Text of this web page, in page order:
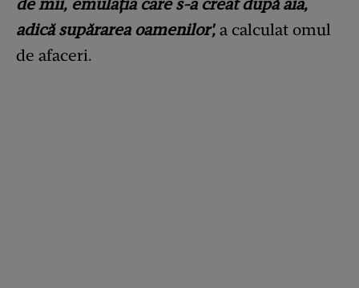
de mii, emulația care s-a creat după aia,
adică supărarea oamenilor', a calculat omul
de afaceri.